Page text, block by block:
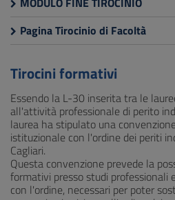
Pagina Tirocinio di Facoltà
Tirocini formativi
Essendo la L-30 inserita tra le
all'attività professionale di perito
laurea ha stipulato una
istituzionale con l'ordine dei periti
Cagliari.
Questa convenzione prevede la
formativi presso studi professionali
con l'ordine, necessari per poter